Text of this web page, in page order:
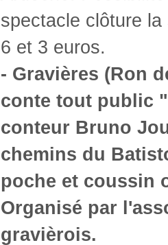
spectacle clôture
6 et 3 euros.
- Gravières (Ron
conte tout public
conteur Bruno
chemins du
poche et coussin
Organisé par
gravièrois.